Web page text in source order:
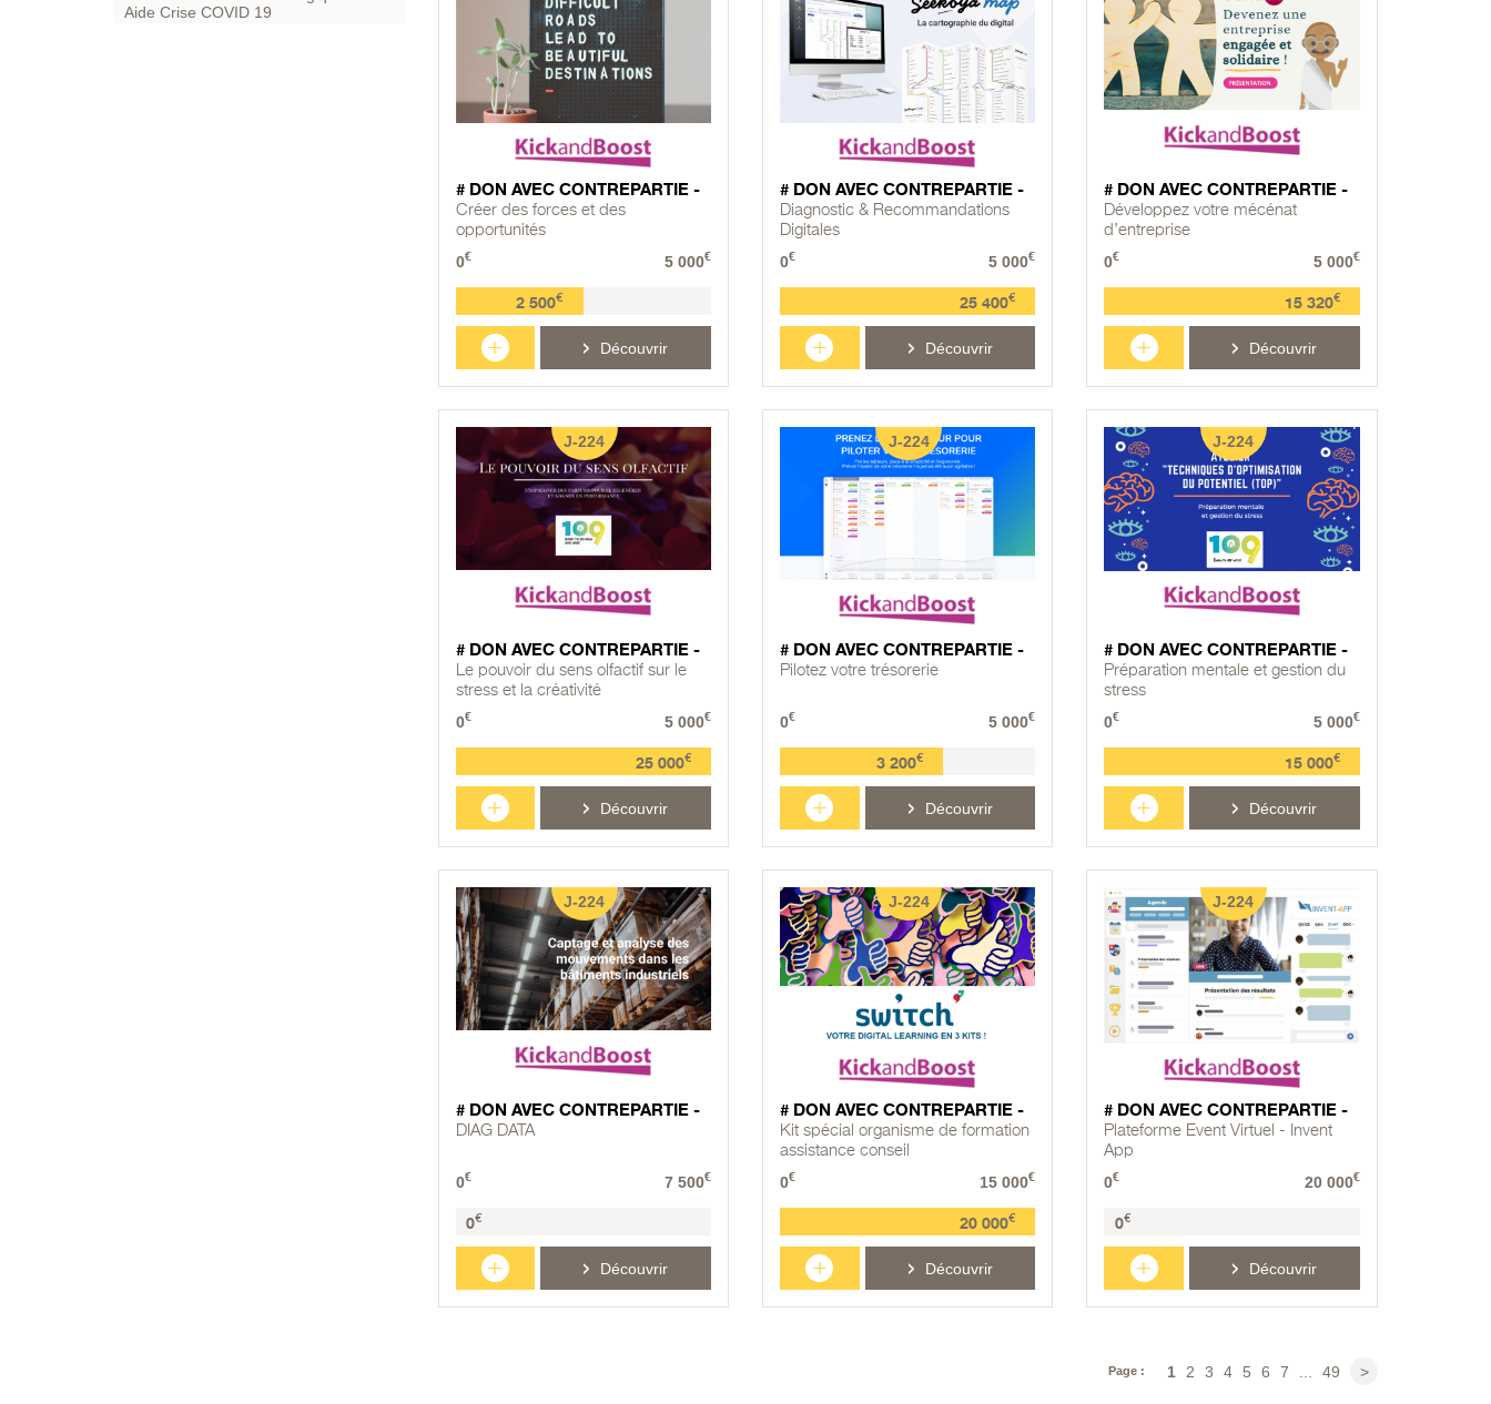
Aide Crise COVID 19
# DON AVEC CONTREPARTIE -
Créer des forces et des
opportunités
0€ 5 000€
2 500€
+ Découvrir
# DON AVEC CONTREPARTIE -
Diagnostic & Recommandations
Digitales
0€ 5 000€
25 400€
+ Découvrir
# DON AVEC CONTREPARTIE -
Développez votre mécénat
d’entreprise
0€ 5 000€
15 320€
+ Découvrir
J-224
# DON AVEC CONTREPARTIE -
Le pouvoir du sens olfactif sur le
stress et la créativité
0€ 5 000€
25 000€
+ Découvrir
J-224
# DON AVEC CONTREPARTIE -
Pilotez votre trésorerie
0€ 5 000€
3 200€
+ Découvrir
J-224
# DON AVEC CONTREPARTIE -
Préparation mentale et gestion du
stress
0€ 5 000€
15 000€
+ Découvrir
J-224
# DON AVEC CONTREPARTIE -
DIAG DATA
0€ 7 500€
0€
+ Découvrir
J-224
# DON AVEC CONTREPARTIE -
Kit spécial organisme de formation
assistance conseil
0€ 15 000€
20 000€
+ Découvrir
J-224
# DON AVEC CONTREPARTIE -
Plateforme Event Virtuel - Invent
App
0€ 20 000€
0€
+ Découvrir
Page : 1 2 3 4 5 6 7 49 >